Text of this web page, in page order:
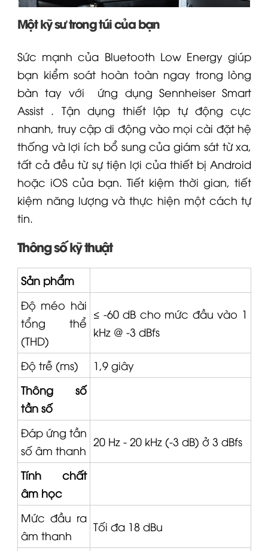
Một kỹ sư trong túi của bạn
Sức mạnh của Bluetooth Low Energy giúp
bạn kiểm soát hoàn toàn ngay trong lòng
bàn tay với ứng dụng Sennheiser Smart
Assist. Tận dụng thiết lập tự động cực
nhanh, truy cập di động vào mọi cài đặt hệ
thống và lợi ích bổ sung của giám sát từ xa,
tất cả đều từ sự tiện lợi của thiết bị Android
hoặc iOS của bạn. Tiết kiệm thời gian, tiết
kiệm năng lượng và thực hiện một cách tự
tin.
Thông số kỹ thuật
Sản phẩm
Độ méo hài
tổng thể
(THD)
≤ -60 dB cho mức đầu vào 1
kHz @ -3 dBfs
Độ trễ (ms)
1,9 giây
Thông số
tần số
Đáp ứng tần
số âm thanh
20 Hz - 20 kHz (-3 dB) ở 3 dBfs
Tính chất
âm học
Mức đầu ra
âm thanh
Tối đa 18 dBu